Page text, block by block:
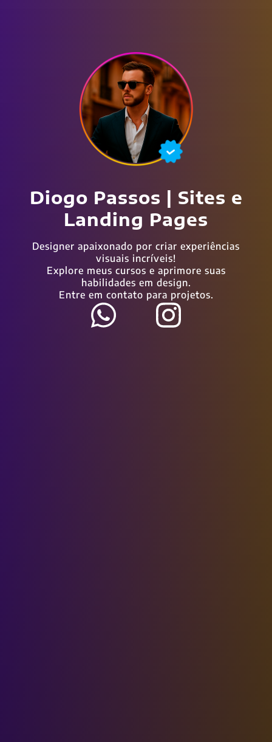
Diogo Passos | Sites e
Landing Pages
Designer apaixonado por criar experiências
visuais incríveis!
Explore meus cursos e aprimore suas
habilidades em design.
Entre em contato para projetos.